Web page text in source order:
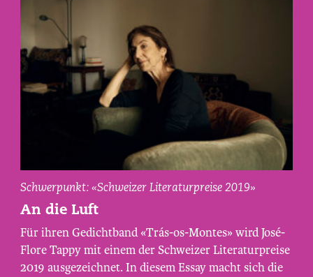
José-
Tappy,
fotografiert
von
Maurice
Schwerpunkt: «Schweizer Literaturpreise 2019»
An die Luft
Für ihren Gedichtband «Trás-os-Montes» wird José-
Flore Tappy mit einem der Schweizer Literaturpreise
2019 ausgezeichnet. In diesem Essay macht sich die